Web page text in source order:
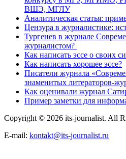
ВШЭ, МГЛУ
Аналитическая статья:
Цензура в журналистике:
Тургенев в журнале
журналистом?
Как написать эссе о своих
Как написать хорошее эссе?
Писатели журнала
знаменитых литераторов-
Как оценивали журнал
Пример заметки для
Copyright © 2026 its-journalist. All
E-mail: kontakt@its-journalist.ru